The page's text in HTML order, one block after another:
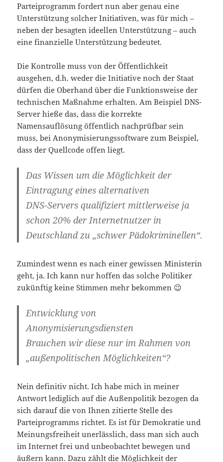
Parteiprogramm fordert nun aber genau eine
Unterstützung solcher Initiativen, was für mich –
neben der besagten ideellen Unterstützung – auch
eine finanzielle Unterstützung bedeutet.
Die Kontrolle muss von der Öffentlichkeit
ausgehen, d.h. weder die Initiative noch der Staat
dürfen die Oberhand über die Funktionsweise der
technischen Maßnahme erhalten. Am Beispiel DNS-
Server hieße das, dass die korrekte
Namensauflösung öffentlich nachprüfbar sein
muss, bei Anonymisierungssoftware zum Beispiel,
dass der Quellcode offen liegt.
Das Wissen um die Möglichkeit der
Eintragung eines alternativen
DNS-Servers qualifiziert mittlerweise ja
schon 20% der Internetnutzer in
Deutschland zu „schwer Pädokriminellen“.
Zumindest wenn es nach einer gewissen Ministerin
geht, ja. Ich kann nur hoffen das solche Politiker
zukünftig keine Stimmen mehr bekommen 😉
Entwicklung von
Anonymisierungsdiensten
Brauchen wir diese nur im Rahmen von
„außenpolitischen Möglichkeiten“?
Nein definitiv nicht. Ich habe mich in meiner
Antwort lediglich auf die Außenpolitik bezogen da
sich darauf die von Ihnen zitierte Stelle des
Parteiprogramms richtet. Es ist für Demokratie und
Meinungsfreiheit unerlässlich, dass man sich auch
im Internet frei und unbeobachtet bewegen und
äußern kann. Dazu zählt die Möglichkeit der